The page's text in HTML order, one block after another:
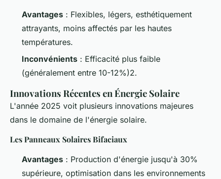
Avantages : Flexibles, légers, esthétiquement
attrayants, moins affectés par les hautes
températures.
Inconvénients : Efficacité plus faible
(généralement entre 10-12%)2.
Innovations Récentes en Énergie Solaire
L'année 2025 voit plusieurs innovations majeures
dans le domaine de l'énergie solaire.
Les Panneaux Solaires Bifaciaux
Avantages : Production d'énergie jusqu'à 30%
supérieure, optimisation dans les environnements